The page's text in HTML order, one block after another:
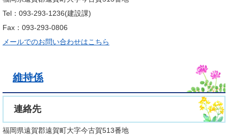
Tel：093-293-1236 建設課
Fax：093-293-0806
メールでのお問い合わせはこちら
維持係
連絡先
福岡県遠賀郡遠賀町大字今古賀513番地